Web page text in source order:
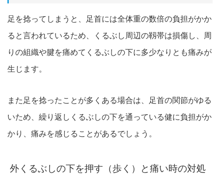
足を捻ってしまうと、足首には全体重の数倍の負担がかか
ると言われているため、くるぶし周辺の靱帯は損傷し、周
りの組織や腱を痛めてくるぶしの下に多少なりとも痛みが
生じます。
また足を捻ったことが多くある場合は、足首の関節がゆる
いため、繰り返しくるぶしの下を通っている健に負担がか
かり、痛みを感じることがあるでしょう。
外くるぶしの下を押す（歩く）と痛い時の対処